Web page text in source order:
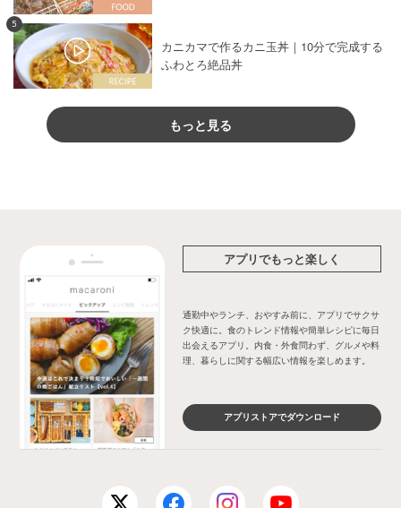
5
カニカマで作るカニ玉丼｜10分で完成する
ふわとろ絶品丼
もっと見る
アプリでもっと楽しく
通勤中やランチ、おやすみ前に、アプリでサクサ
ク快適に。食のトレンド情報や簡単レシピに毎日
出会えるアプリ。内食・外食問わず、グルメや料
理、暮らしに関する幅広い情報を楽しめます。
アプリストアでダウンロード